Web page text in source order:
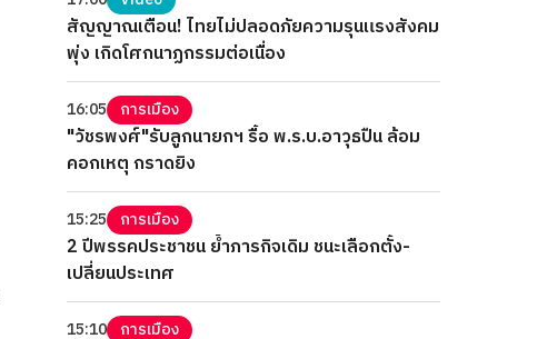
สัญญาณเตือน! ไทยไม่ปลอดภัยความรุนแรงสังคม
พุ่ง เกิดโศกนาฏกรรมต่อเนื่อง
16:05 การเมือง
"วัชรพงศ์"รับลูกนายกฯ รื้อ พ.ร.บ.อาวุธปืน ล้อม
คอกเหตุ กราดยิง
15:25 การเมือง
2 ปีพรรคประชาชน ย้ำภารกิจเดิม ชนะเลือกตั้ง-
เปลี่ยนประเทศ
15:10 การเมือง